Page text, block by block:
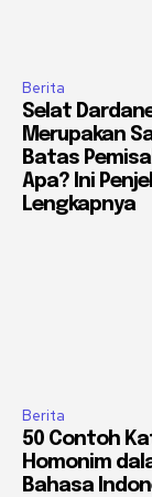
Berita
Selat
Merupakan
Batas
Apa? Ini
Lengkapnya
Berita
50 Contoh
Homonim
Bahasa